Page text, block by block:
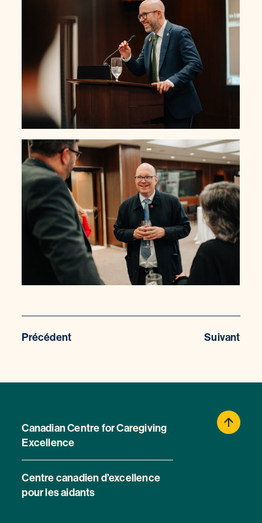
Précédent Suivant
Canadian Centre for Caregiving
Excellence
Centre canadien d’excellence
pour les aidants